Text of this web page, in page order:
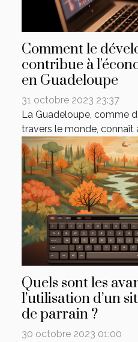
Comment le
contribue à
en Guadeloupe
31 octobre 2023 23:37
La Guadeloupe, comme
travers le monde, connaît
Quels sont les
l’utilisation d’un
de parrain ?
30 octobre 2023 01:00